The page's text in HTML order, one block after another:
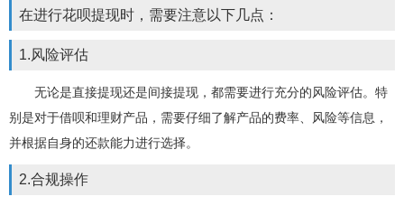
在进行花呗提现时，需要注意以下几点：
1.风险评估
无论是直接提现还是间接提现，都需要进行充分的风险评估。特
别是对于借呗和理财产品，需要仔细了解产品的费率、风险等信息，
并根据自身的还款能力进行选择。
2.合规操作